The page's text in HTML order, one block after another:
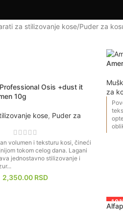
brzo podiže volumen kosi, bez
i dugotrajnu teksturu –
dana, puder je jednostavno
za stilizovanje kose Puder za
Osis +dust it
10g
kose, Puder za
2,350.00 RSD
volumen i teksturu kosi, čineći
tokom celog dana. Lagani
jednostavno stilizovanje i
za
-